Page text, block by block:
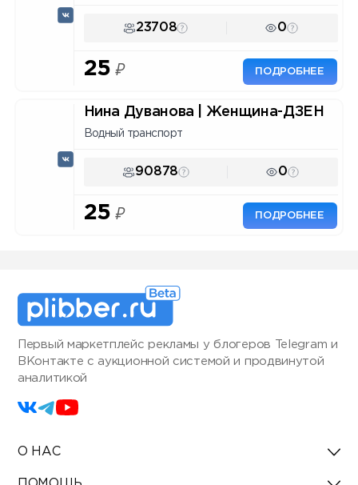
23708 0
25 ₽ ПОДРОБНЕЕ
Нина Дуванова | Женщина-ДЗЕН
Водный транспорт
90878 0
25 ₽ ПОДРОБНЕЕ
Первый маркетплейс рекламы у блогеров Telegram и
ВКонтакте с аукционной системой и продвинутой
аналитикой
О НАС